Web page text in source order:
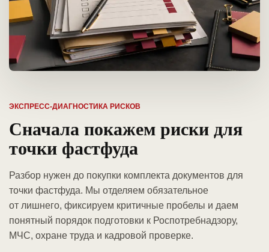
ЭКСПРЕСС-ДИАГНОСТИКА РИСКОВ
Сначала покажем риски для
точки фастфуда
Разбор нужен до покупки комплекта документов для
точки фастфуда. Мы отделяем обязательное
от лишнего, фиксируем критичные пробелы и даем
понятный порядок подготовки к Роспотребнадзору,
МЧС, охране труда и кадровой проверке.